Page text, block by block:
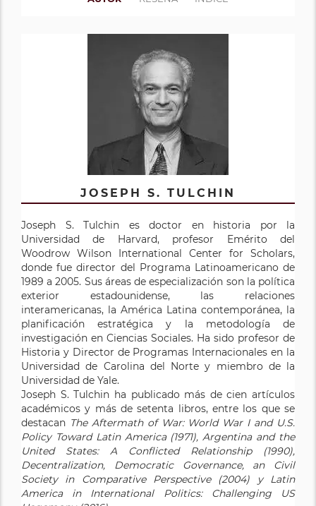
JOSEPH S. TULCHIN
Joseph S. Tulchin es doctor en historia por la
Universidad de Harvard, profesor Emérito del
Woodrow Wilson International Center for Scholars,
donde fue director del Programa Latinoamericano de
1989 a 2005. Sus áreas de especialización son la política
exterior estadounidense, las relaciones
interamericanas, la América Latina contemporánea, la
planificación estratégica y la metodología de
investigación en Ciencias Sociales. Ha sido profesor de
Historia y Director de Programas Internacionales en la
Universidad de Carolina del Norte y miembro de la
Universidad de Yale.
Joseph S. Tulchin ha publicado más de cien artículos
académicos y más de setenta libros, entre los que se
destacan The Aftermath of War: World War I and U.S.
Policy Toward Latin America (1971), Argentina and the
United States: A Conflicted Relationship (1990),
Decentralization, Democratic Governance, an Civil
Society in Comparative Perspective (2004) y Latin
America in International Politics: Challenging US